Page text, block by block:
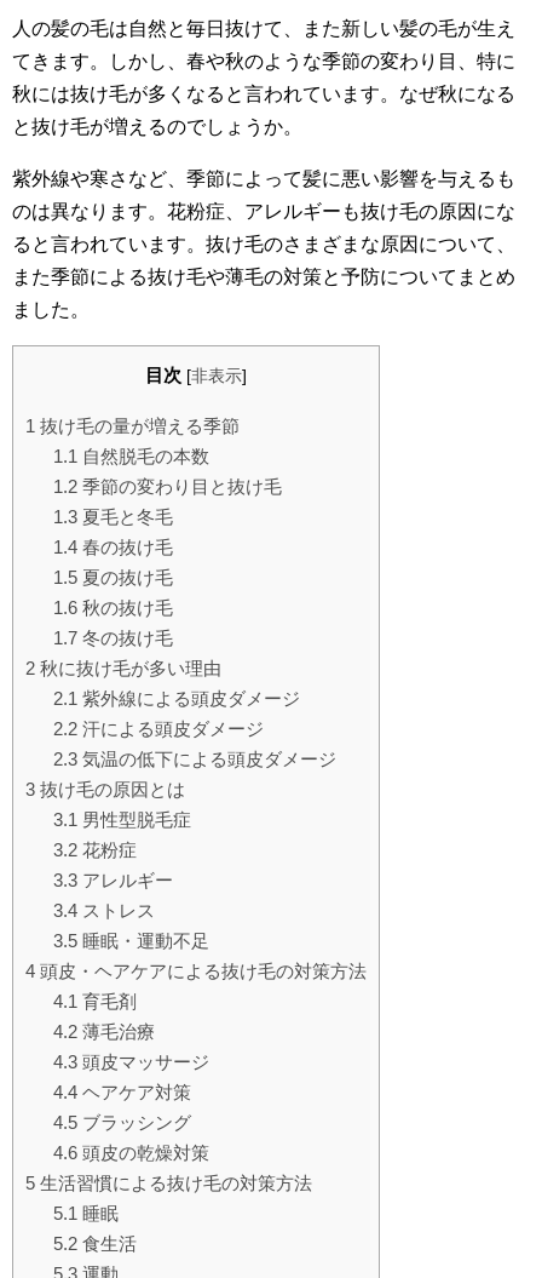
人の髪の毛は自然と毎日抜けて、また新しい髪の毛が生え
てきます。しかし、春や秋のような季節の変わり目、特に
秋には抜け毛が多くなると言われています。なぜ秋になる
と抜け毛が増えるのでしょうか。
紫外線や寒さなど、季節によって髪に悪い影響を与えるも
のは異なります。花粉症、アレルギーも抜け毛の原因にな
ると言われています。抜け毛のさまざまな原因について、
また季節による抜け毛や薄毛の対策と予防についてまとめ
ました。
目次 [非表示]
1 抜け毛の量が増える季節
1.1 自然脱毛の本数
1.2季節の変わり目と抜け毛
1.3夏毛と冬毛
1.4春の抜け毛
1.5夏の抜け毛
1.6秋の抜け毛
1.7冬の抜け毛
2 秋に抜け毛が多い理由
2.1 紫外線による頭皮ダメージ
2.2汗による頭皮ダメージ
2.3気温の低下による頭皮ダメージ
3 抜け毛の原因とは
3.1 男性型脱毛症
3.2花粉症
3.3アレルギー
3.4ストレス
3.5睡眠・運動不足
4 頭皮・ヘアケアによる抜け毛の対策方法
4.1 育毛剤
4.2薄毛治療
4.3頭皮マッサージ
4.4ヘアケア対策
4.5ブラッシング
4.6頭皮の乾燥対策
5 生活習慣による抜け毛の対策方法
5.1 睡眠
5.2食生活